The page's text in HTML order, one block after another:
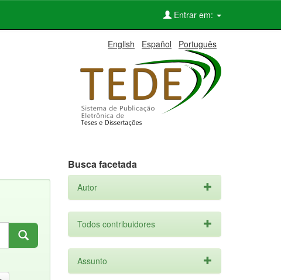
Entrar em:
English Español Português
Busca facetada
Autor
Todos contribuidores
Assunto